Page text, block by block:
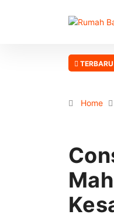
TERBARU
Home